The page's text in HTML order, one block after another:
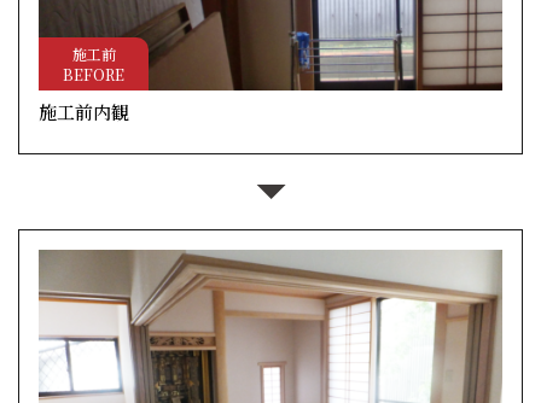
施工前
BEFORE
施工前内観